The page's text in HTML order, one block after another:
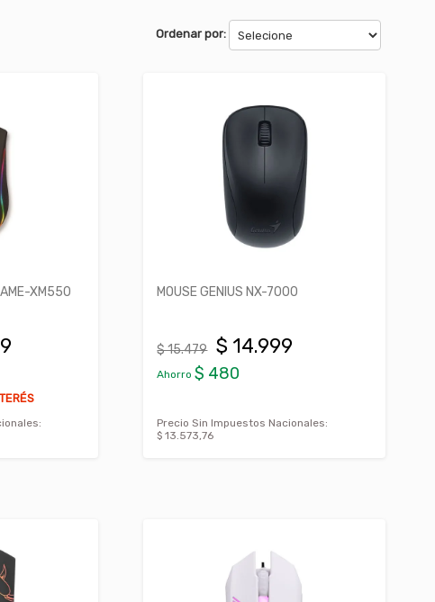
Ordenar por:
XM550 MOUSE GENIUS NX-7000
$ 15.479 $ 14.999
Ahorro$ 480
Precio Sin Impuestos Nacionales:
$ 13.573,76